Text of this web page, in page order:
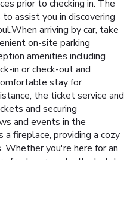
prior to checking in. The
assist you in discovering
arriving by car, take
on-site parking
amenities including
in or check-out and
stay for
the ticket service and
and securing
and events in the
fireplace, providing a cozy
Whether you're here for an
fresh garments, the hotel
of dry cleaning service